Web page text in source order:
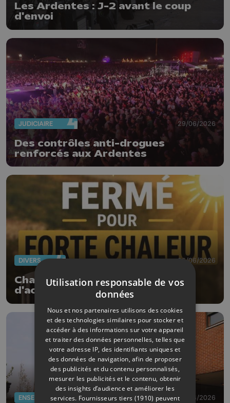
Les Ardentes : J-2 avant le coup
d'envoi
JUDICIAIRE 29/06/2026
Des contrôles anti-drogues
renforcés aux Ardentes
DIVERS 26/06/2026
Chaleur : annulations, reports
d'activités mais aussi offres
ENSEIGNEMENT 02/06/2026
Utilisation responsable de vos
données
Nous et nos partenaires utilisons des cookies
et des technologies similaires pour stocker et
accéder à des informations sur votre appareil
et traiter des données personnelles, telles que
votre adresse IP, des identifiants uniques et
des données de navigation, afin de proposer
des publicités et du contenu personnalisés,
mesurer les publicités et le contenu, obtenir
des insights d’audience et améliorer les
services. Fournisseurs tiers (1910) peuvent